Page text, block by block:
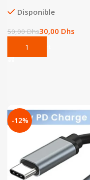
Disponible
50,00Dhs30,00 Dhs
Add To Cart
-12%